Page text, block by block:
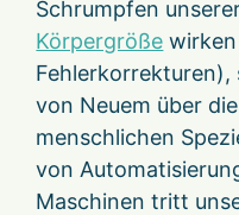
Schrumpfen
Körpergröße
Fehlerkorrekturen),
von Neuem über
menschlichen
von
Maschinen tritt